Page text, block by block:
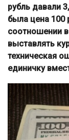
рубль давали
была цена 100
соотношении в
выставлять
техническая
единичку